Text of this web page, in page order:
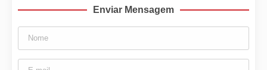
Enviar Mensagem